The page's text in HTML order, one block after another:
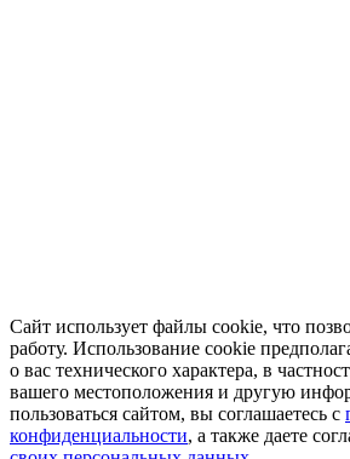
Сайт использует файлы cookie, что
работу. Использование cookie
о вас технического характера, в
вашего местоположения и другую
пользоваться сайтом, вы соглашаетесь с
конфиденциальности, а также даете